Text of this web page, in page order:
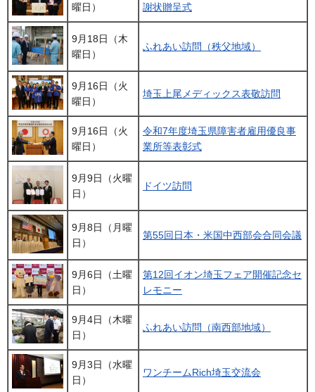
曜日）
謝状贈呈式
9月18日（木
曜日）
ふれあい訪問（秩父地域）
9月16日（火
曜日）
埼玉上尾メディックス表敬訪問
9月16日（火
曜日）
令和7年度埼玉県障害者雇用優良事
業所等表彰式
9月9日（火曜
日）
ドイツ訪問
9月8日（月曜
日）
第55回日本・米国中西部会合同会議
9月6日（土曜
日）
第12回イオン埼玉フェア開催記念セ
レモニー
9月4日（木曜
日）
ふれあい訪問（南西部地域）
9月3日（水曜
日）
ワンチームRich埼玉交流会